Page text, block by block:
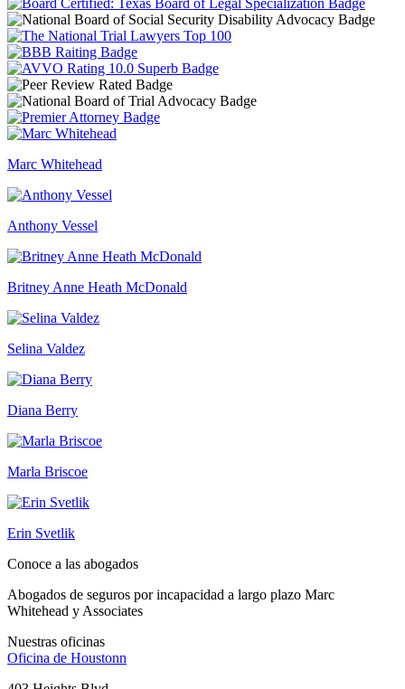
Marc Whitehead
Anthony Vessel
Britney Anne Heath McDonald
Selina Valdez
Diana Berry
Marla Briscoe
Erin Svetlik
Conoce a las abogados
Abogados de seguros por incapacidad a largo plazo Marc
Whitehead y Associates
Nuestras oficinas
Oficina de Houstonn